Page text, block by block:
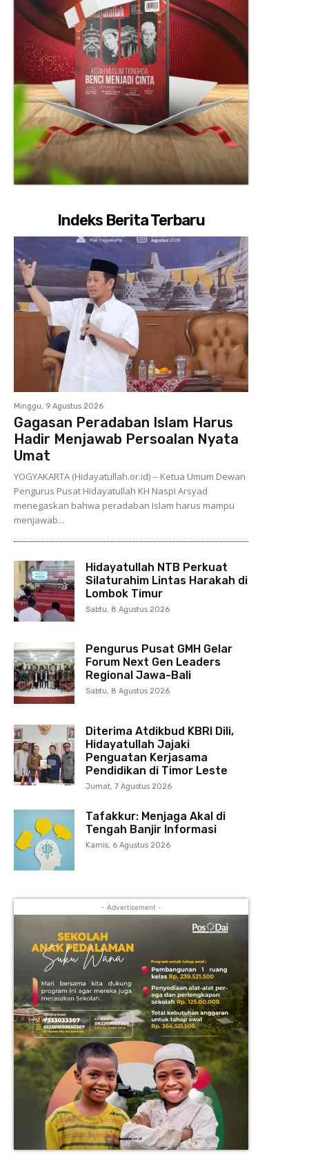
Indeks Berita Terbaru
Minggu, 9 Agustus 2026
Gagasan Peradaban Islam Harus
Hadir Menjawab Persoalan Nyata
Umat
YOGYAKARTA (Hidayatullah.or.id) -- Ketua Umum Dewan
Pengurus Pusat Hidayatullah KH Naspi Arsyad
menegaskan bahwa peradaban Islam harus mampu
menjawab...
Hidayatullah NTB Perkuat
Silaturahim Lintas Harakah di
Lombok Timur
Sabtu, 8 Agustus 2026
Pengurus Pusat GMH Gelar
Forum Next Gen Leaders
Regional Jawa-Bali
Sabtu, 8 Agustus 2026
Diterima Atdikbud KBRI Dili,
Hidayatullah Jajaki
Penguatan Kerjasama
Pendidikan di Timor Leste
Jumat, 7 Agustus 2026
Tafakkur: Menjaga Akal di
Tengah Banjir Informasi
Kamis, 6 Agustus 2026
- Advertisement -